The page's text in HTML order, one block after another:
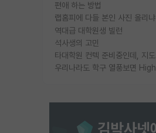
편애 하는 방법
랩홈피에 다들 본인 사진 올리냐
역대급 대학원생 빌런
석사생의 고민